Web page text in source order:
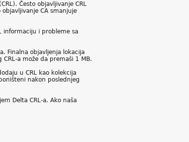
Često objavljivanje CRL
CA smanjuje
informaciju i probleme sa
Finalna objavljenja lokacija
a može da premaši 1 MB.
u CRL kao kolekcija
nakon poslednjeg
Delta CRL-a. Ako naša